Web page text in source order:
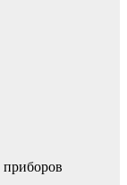
приборов